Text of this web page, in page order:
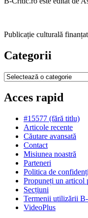
Publicație culturală
Categorii
Categorii
Acces rapid
#15577 (fără titlu)
Articole recente
Căutare avansată
Contact
Misiunea noastră
Parteneri
Politica de
Propuneți un articol
Secțiuni
Termenii utilizării
VideoPlus